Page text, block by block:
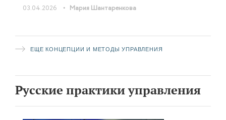
внутренних связей, классические инструменты
превращаются в «тыкву». Управление в тумане
03.04.2026 • Мария Шантаренкова
ЕЩЕ КОНЦЕПЦИИ И МЕТОДЫ УПРАВЛЕНИЯ
Русские практики управления